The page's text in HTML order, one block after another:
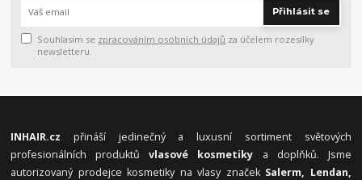
Přihlásit se
Souhlasím se zpracováním osobních údajů za účelem rozesílky
newsletteru.
INHAIR.cz přináší jedinečný a luxusní sortiment světových
profesionálních produktůvlasové kosmetiky a doplňků. Jsme
autorizovaný prodejce kosmetiky na vlasy značek Salerm, Lendan,